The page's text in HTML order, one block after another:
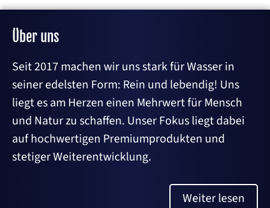
Über uns
Seit 2017 machen wir uns stark für Wasser in
seiner edelsten Form: Rein und lebendig! Uns
liegt es am Herzen einen Mehrwert für Mensch
und Natur zu schaffen. Unser Fokus liegt dabei
auf hochwertigen Premiumprodukten und
stetiger Weiterentwicklung.
Weiter lesen